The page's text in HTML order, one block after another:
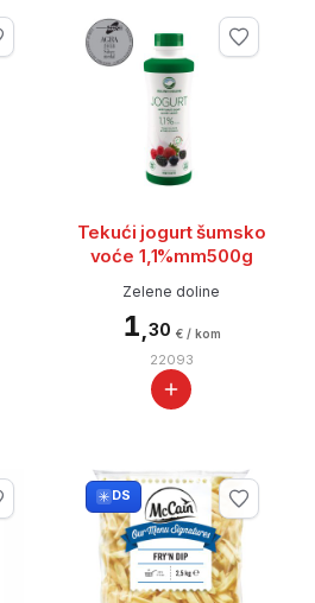
Tekući jogurt šumsko
voće 1,1%mm500g
Zelene doline
1 30 € / kom
22093
DS